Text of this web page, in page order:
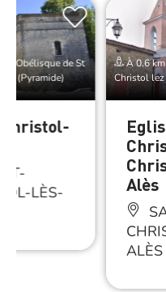
L’Obélisque de St
(Pyramide)
LÈS-
À 0.6 km
Christol
Alès
ALÈS